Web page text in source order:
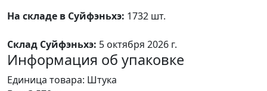
На складе в Суйфэньхэ: 1732 шт.
Склад Суйфэньхэ: 5 октября 2026 г.
Информация об упаковке
Единица товара: Штука